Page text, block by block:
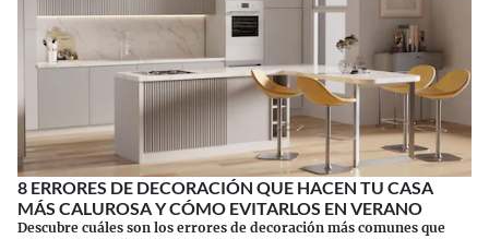
8 ERRORES DE DECORACIÓN QUE HACEN TU CASA
MÁS CALUROSA Y CÓMO EVITARLOS EN VERANO
Descubre cuáles son los errores de decoración más comunes que